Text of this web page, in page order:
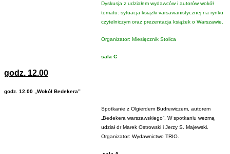
Dyskusja z udziałem wydawców i autorów wokół
tematu: sytuacja książki varsavianistycznej na rynku
czytelniczym oraz prezentacja książek o Warszawie.
Organizator: Miesięcznik Stolica
sala C
godz. 12.00
godz. 12.00 „Wokół Bedekera”
Spotkanie z Olgierdem Budrewiczem, autorem
„Bedekera warszawskiego”. W spotkaniu wezmą
udział dr Marek Ostrowski i Jerzy S. Majewski.
Organizator: Wydawnictwo TRIO.